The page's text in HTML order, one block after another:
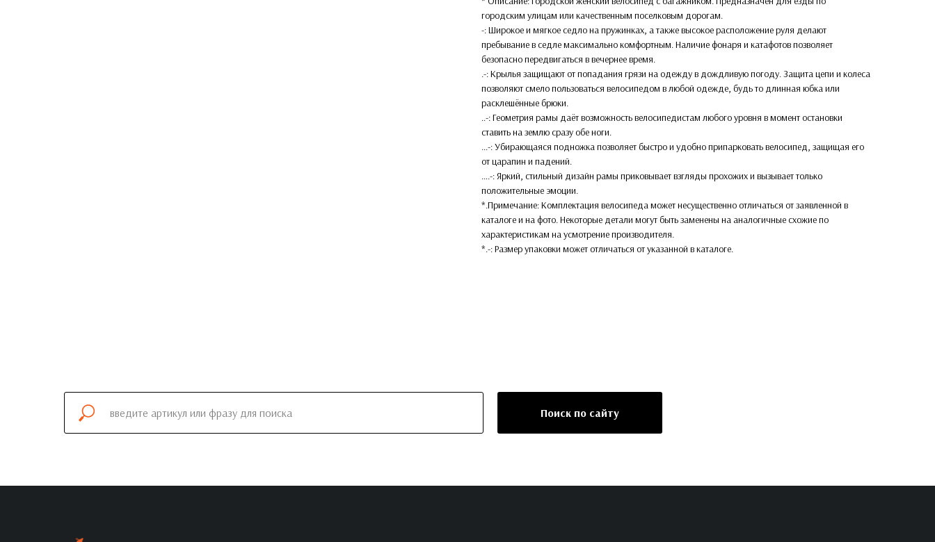
городским улицам или качественным поселковым дорогам.
-: Широкое и мягкое седло на пружинках, а также высокое расположение руля делают
пребывание в седле максимально комфортным. Наличие фонаря и катафотов позволяет
безопасно передвигаться в вечернее время.
.-: Крылья защищают от попадания грязи на одежду в дождливую погоду. Защита цепи и колеса
позволяют смело пользоваться велосипедом в любой одежде, будь то длинная юбка или
расклешённые брюки.
..-: Геометрия рамы даёт возможность велосипедистам любого уровня в момент остановки
ставить на землю сразу обе ноги.
...-: Убирающаяся подножка позволяет быстро и удобно припарковать велосипед, защищая его
от царапин и падений.
….-: Яркий, стильный дизайн рамы приковывает взгляды прохожих и вызывает только
положительные эмоции.
*.Примечание: Комплектация велосипеда может несущественно отличаться от заявленной в
каталоге и на фото. Некоторые детали могут быть заменены на аналогичные схожие по
характеристикам на усмотрение производителя.
*.-: Размер упаковки может отличаться от указанной в каталоге.
Поиск по сайту